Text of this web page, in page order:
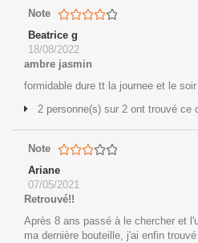
Note
Beatrice g
18/08/2022
ambre jasmin
formidable dure tt la journee et le soir
2 personne(s) sur 2 ont trouvé ce
Note
Ariane
07/05/2021
Retrouvé!!
Après 8 ans passé à le chercher et
ma dernière bouteille, j'ai enfin